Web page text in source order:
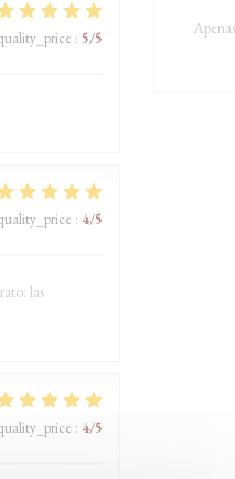
: 5/5
: 4/5
las
: 4/5